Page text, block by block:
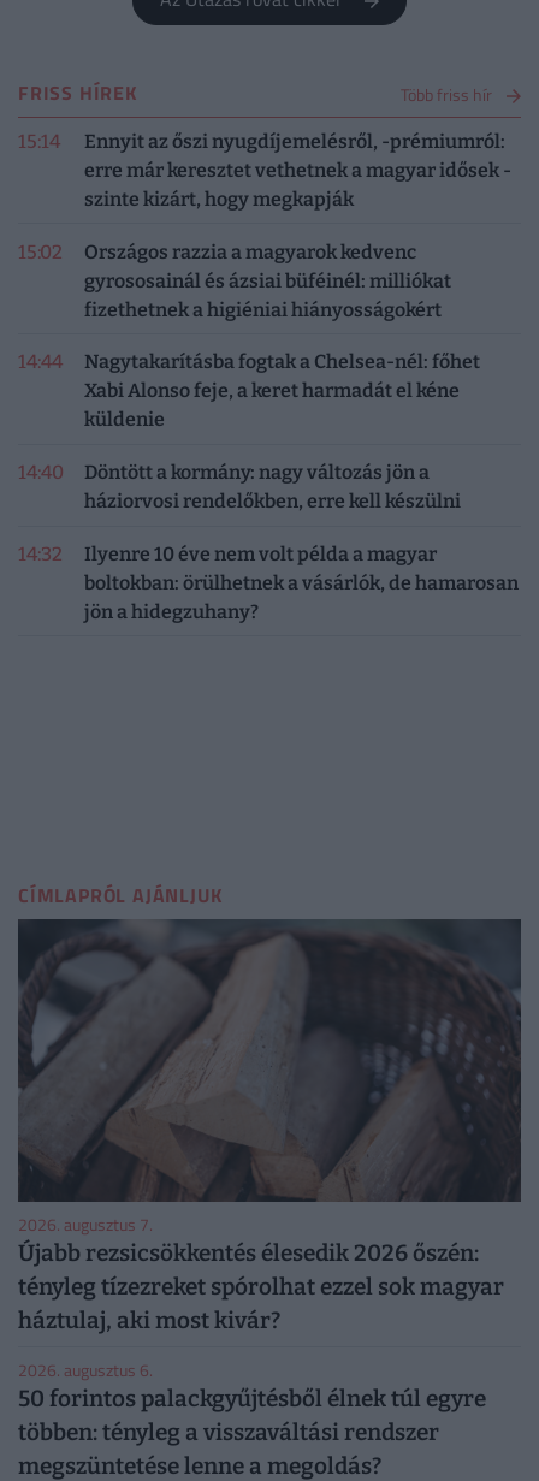
FRISS HÍREK Több friss hír
15:14
Ennyit az őszi nyugdíjemelésről, -prémiumról:
erre már keresztet vethetnek a magyar idősek -
szinte kizárt, hogy megkapják
15:02
Országos razzia a magyarok kedvenc
gyrososainál és ázsiai büféinél: milliókat
fizethetnek a higiéniai hiányosságokért
14:44
Nagytakarításba fogtak a Chelsea-nél: főhet
Xabi Alonso feje, a keret harmadát el kéne
küldenie
14:40
Döntött a kormány: nagy változás jön a
háziorvosi rendelőkben, erre kell készülni
14:32
Ilyenre 10 éve nem volt példa a magyar
boltokban: örülhetnek a vásárlók, de hamarosan
jön a hidegzuhany?
CÍMLAPRÓL AJÁNLJUK
2026. augusztus 7.
Újabb rezsicsökkentés élesedik 2026 őszén:
tényleg tízezreket spórolhat ezzel sok magyar
háztulaj, aki most kivár?
2026. augusztus 6.
50 forintos palackgyűjtésből élnek túl egyre
többen: tényleg a visszaváltási rendszer
megszüntetése lenne a megoldás?